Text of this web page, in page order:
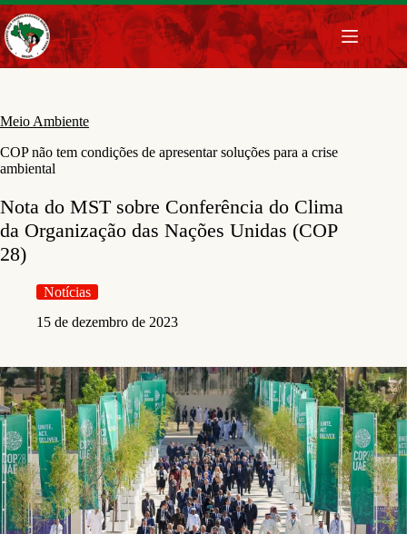
Pular
para
o
conteúdo
Meio Ambiente
COP não tem condições de apresentar soluções para a crise
ambiental
Nota do MST sobre Conferência do Clima
da Organização das Nações Unidas (COP
28)
Notícias
15 de dezembro de 2023